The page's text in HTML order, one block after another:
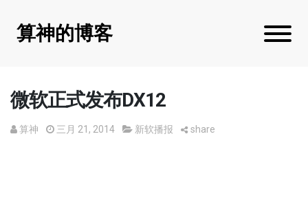
算神的博客
微软正式发布DX12
算神 三月 21, 2014 新软播报 share